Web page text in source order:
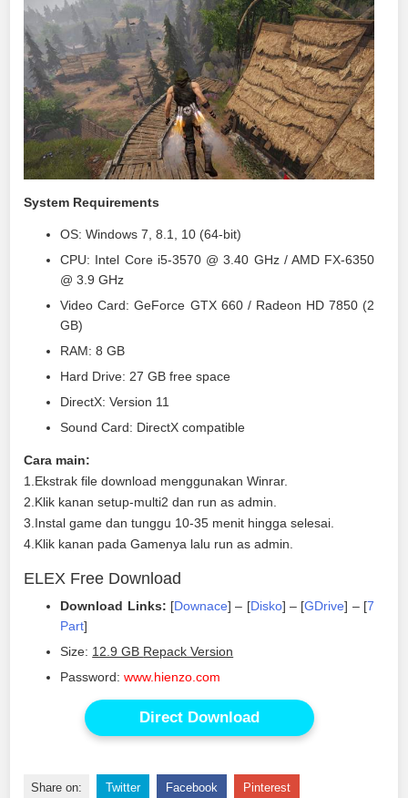
System Requirements
OS: Windows 7, 8.1, 10 (64-bit)
CPU: Intel Core i5-3570 @ 3.40 GHz / AMD FX-6350
@ 3.9 GHz
Video Card: GeForce GTX 660 / Radeon HD 7850 (2
GB)
RAM: 8 GB
Hard Drive: 27 GB free space
DirectX: Version 11
Sound Card: DirectX compatible
Cara main:
1.Ekstrak file download menggunakan Winrar.
2.Klik kanan setup-multi2 dan run as admin.
3.Instal game dan tunggu 10-35 menit hingga selesai.
4.Klik kanan pada Gamenya lalu run as admin.
ELEX Free Download
Download Links: [Downace] – [Disko] – [GDrive] – [7
Part]
Size: 12.9 GB Repack Version
Password:www.hienzo.com
Direct Download
Share on: Twitter Facebook Pinterest